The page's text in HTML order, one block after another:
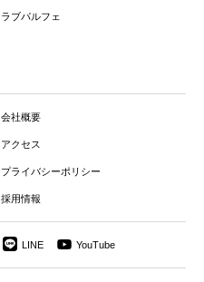
ラブパルフェ
会社概要
アクセス
プライバシーポリシー
採用情報
LINE YouTube